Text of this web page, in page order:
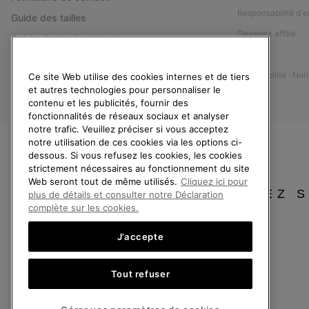
Guide des tailles
Guide d'entretien des chaussures
Rétractation
Statut de la commande
Livraison
Paiement
Questions fréquentes
Responsabilité
Devenez affilié
Accessibilité :
France
SOREL. Tous droits réservés.
Conditions
VEUILLEZ
Ce site Web utilise des cookies internes et de tiers
et autres technologies pour personnaliser le
contenu et les publicités, fournir des
fonctionnalités de réseaux sociaux et analyser
notre trafic. Veuillez préciser si vous acceptez
notre utilisation de ces cookies via les options ci-
dessous. Si vous refusez les cookies, les cookies
strictement nécessaires au fonctionnement du site
Web seront tout de même utilisés. Cliquez ici pour
plus de détails et consulter notre Déclaration
complète sur les cookies.
J’accepte
Tout refuser